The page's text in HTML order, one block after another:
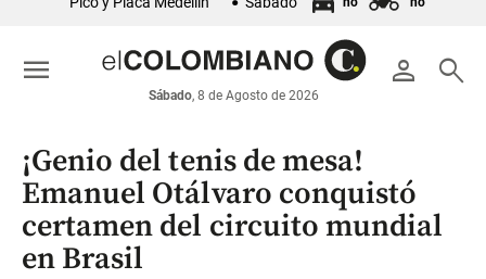
económicos
Colombia
person search
Sábado, 8 de Agosto de 2026
menu
¡Genio del tenis de mesa!
Emanuel Otálvaro conquistó
certamen del circuito mundial
en Brasil